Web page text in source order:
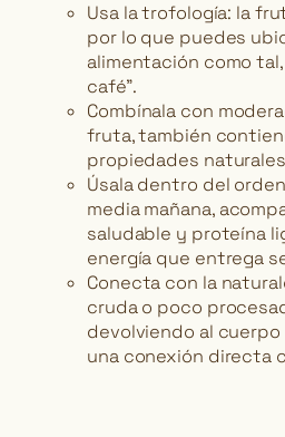
Usa la trofología: la
por lo que puedes
alimentación como tal,
café”.
Combínala con
fruta, también
propiedades
Úsala dentro del
media mañana,
saludable y proteína
energía que entrega
Conecta con la
cruda o poco
devolviendo al
una conexión directa